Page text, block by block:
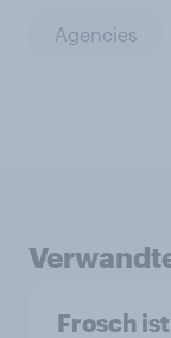
Agencies
Frosch